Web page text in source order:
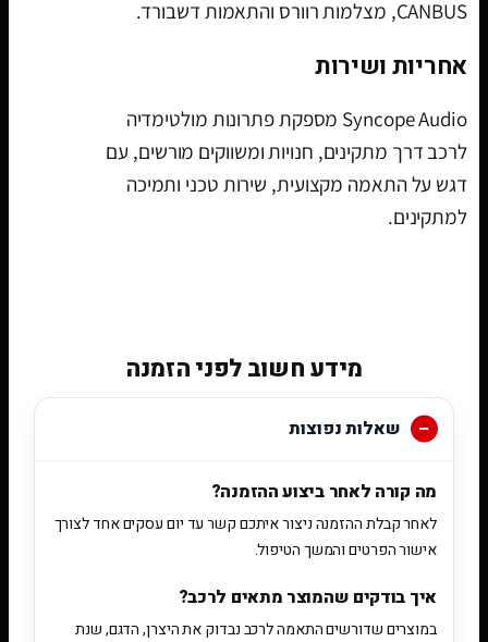
CANBUS, מצלמות רוורס והתאמות דשבורד.
אחריות ושירות
Syncope Audio מספקת פתרונות מולטימדיה
לרכב דרך מתקינים, חנויות ומשווקים מורשים, עם
דגש על התאמה מקצועית, שירות טכני ותמיכה
למתקינים.
מידע חשוב לפני הזמנה
שאלות נפוצות
מה קורה לאחר ביצוע ההזמנה?
לאחר קבלת ההזמנה ניצור איתכם קשר עד יום עסקים אחד לצורך
אישור הפרטים והמשך הטיפול.
איך בודקים שהמוצר מתאים לרכב?
במוצרים שדורשים התאמה לרכב נבדוק את היצרן, הדגם, שנת